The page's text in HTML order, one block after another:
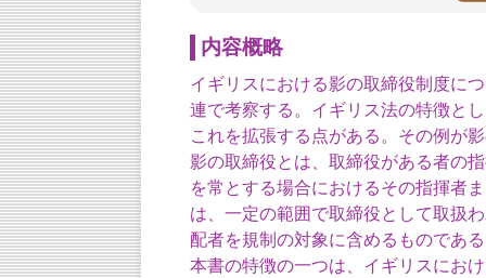
内容概略
イギリスにおける影の取締役制度に
連で考察する。イギリス法の特徴と
これを拡張する点がある。その例が
影の取締役とは、取締役がある者の
を常とする場合におけるその指揮者
は、一定の範囲で取締役として取扱
配者を規制の対象に含めるものであ
本書の特徴の一つは、イギリスにお